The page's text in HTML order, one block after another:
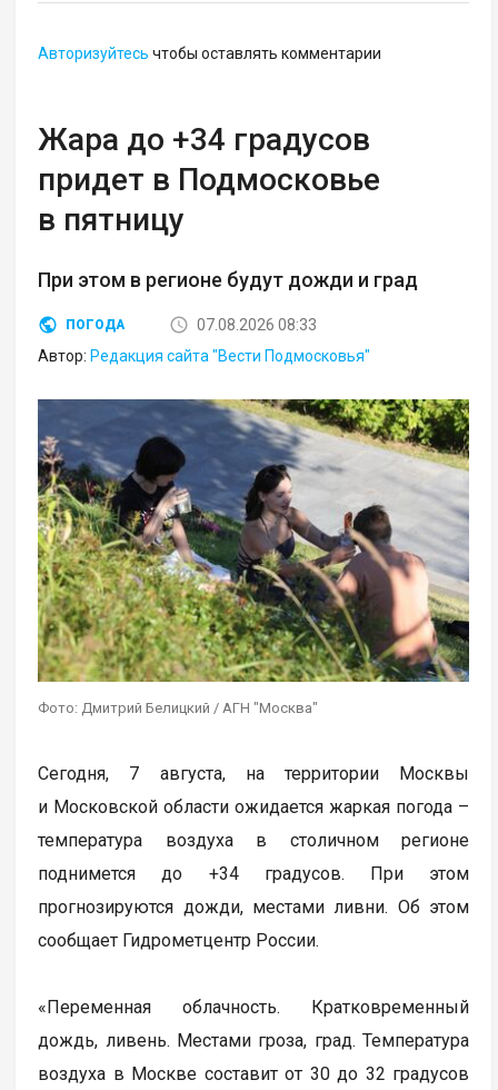
Авторизуйтесь чтобы оставлять комментарии
Жара до +34 градусов
придет в Подмосковье
в пятницу
При этом в регионе будут дожди и град
ПОГОДА
07.08.2026 08:33
Автор: Редакция сайта "Вести Подмосковья"
Фото: Дмитрий Белицкий / АГН "Москва"
Сегодня, 7 августа, на территории Москвы
и Московской области ожидается жаркая погода –
температура воздуха в столичном регионе
поднимется до +34 градусов. При этом
прогнозируются дожди, местами ливни. Об этом
сообщает Гидрометцентр России.
«Переменная облачность. Кратковременный
дождь, ливень. Местами гроза, град. Температура
воздуха в Москве составит от 30 до 32 градусов